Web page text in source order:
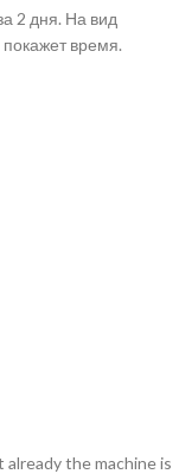
2 дня. На вид
время.
the machine is